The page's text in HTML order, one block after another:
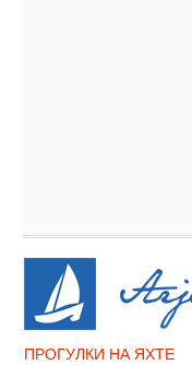
ПРОГУЛКИ НА ЯХТЕ